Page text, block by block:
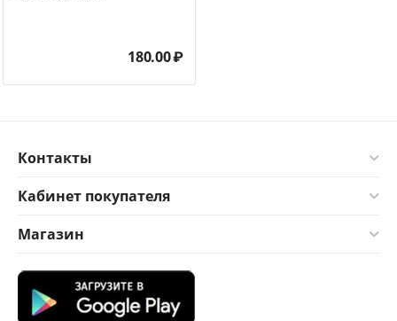
180.00₽
Контакты
Кабинет покупателя
Магазин